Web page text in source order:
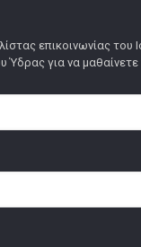
επικοινωνίας του
Ύδρας για να